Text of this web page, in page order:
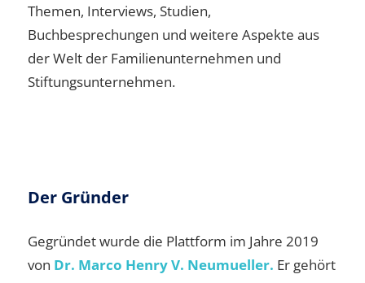
Themen, Interviews, Studien,
Buchbesprechungen und weitere Aspekte aus
der Welt der Familienunternehmen und
Stiftungsunternehmen.
Der Gründer
Gegründet wurde die Plattform im Jahre 2019
von Dr. Marco Henry V. Neumueller. Er gehört